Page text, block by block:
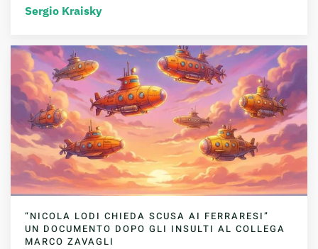
Sergio Kraisky
“NICOLA LODI CHIEDA SCUSA AI FERRARESI”
UN DOCUMENTO DOPO GLI INSULTI AL COLLEGA
MARCO ZAVAGLI